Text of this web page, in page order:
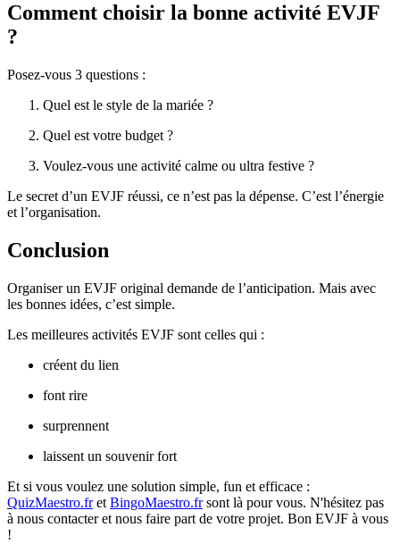
Comment choisir la bonne activité EVJF
?
Posez-vous 3 questions :
Quel est le style de la mariée ?
Quel est votre budget ?
Voulez-vous une activité calme ou ultra festive ?
Le secret d’un EVJF réussi, ce n’est pas la dépense. C’est l’énergie
et l’organisation.
Conclusion
Organiser un EVJF original demande de l’anticipation. Mais avec
les bonnes idées, c’est simple.
Les meilleures activités EVJF sont celles qui :
créent du lien
font rire
surprennent
laissent un souvenir fort
Et si vous voulez une solution simple, fun et efficace :
QuizMaestro.fret BingoMaestro.frsont là pour vous. N'hésitez pas
à nous contacter et nous faire part de votre projet. Bon EVJF à vous
!